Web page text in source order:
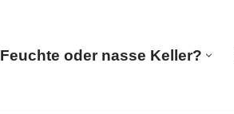
Feuchte oder nasse Keller?